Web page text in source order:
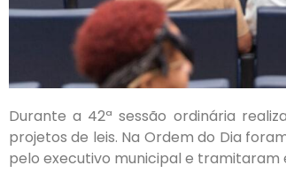
Durante a 42ª sessão ordinária
projetos de leis. Na Ordem do Dia
pelo executivo municipal e tramitaram